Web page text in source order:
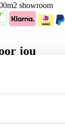
showroom
jou